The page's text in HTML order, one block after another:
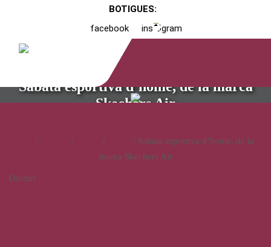
BOTIGUES:
facebook
instagram
Sabata esportiva d’home, de la marca
Skechers Air
/ / /
/ Sabata esportiva d’home, de la
marca Skechers Air
Oferta!